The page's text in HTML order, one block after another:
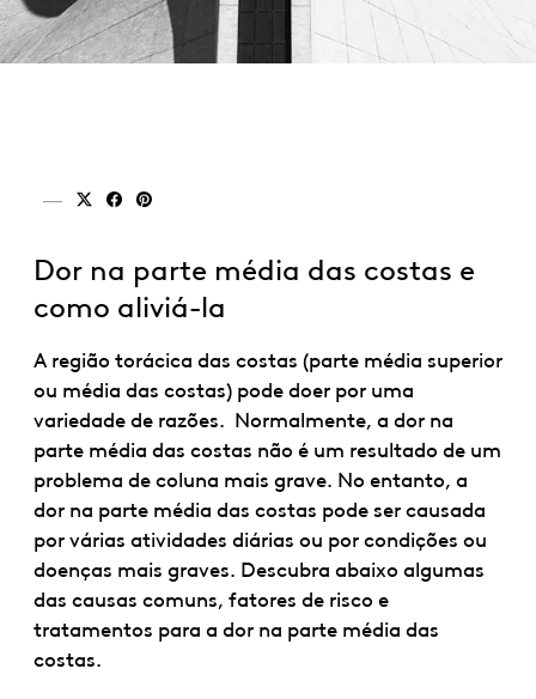
Partilhar em x (twitter)
Partilhar em facebook
Partilhar em pinterest
Dor na parte média das costas e
como aliviá-la
A região torácica das costas (parte média superior
ou média das costas) pode doer por uma
variedade de razões. Normalmente, a dor na
parte média das costas não é um resultado de um
problema de coluna mais grave. No entanto, a
dor na parte média das costas pode ser causada
por várias atividades diárias ou por condições ou
doenças mais graves. Descubra abaixo algumas
das causas comuns, fatores de risco e
tratamentos para a dor na parte média das
costas.